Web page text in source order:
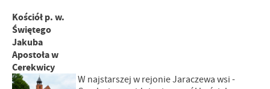
Kościół p. w.
Świętego
Jakuba
Apostoła w
Cerekwicy
W najstarszej w rejonie Jaraczewa wsi -